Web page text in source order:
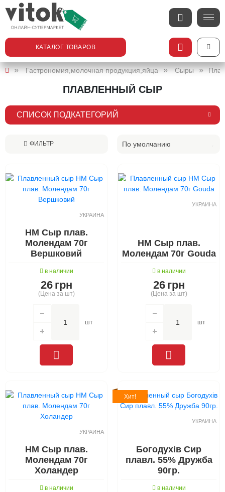
КАТАЛОГ ТОВАРОВ
Гастрономия,молочная продукция,яйца Сыры
ПЛАВЛЕННЫЙ СЫР
СПИСОК ПОДКАТЕГОРИЙ
ФИЛЬТР По умолчанию
УКРАИНА
НМ Сыр плав.
Молендам 70г
Вершковий
в наличии
26 грн
(Цена за шт)
шт
УКРАИНА
НМ Сыр плав.
Молендам 70г Gouda
в наличии
26 грн
(Цена за шт)
шт
УКРАИНА
НМ Сыр плав.
Молендам 70г
Холандер
в наличии
Хит!
УКРАИНА
Богодухів Сир
плавл. 55% Дружба
90гр.
в наличии